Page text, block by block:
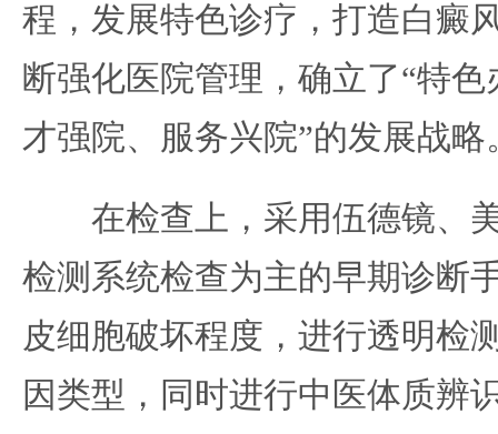
程，发展特色诊疗，打造白癜
断强化医院管理，确立了“特
才强院、服务兴院”的发展战略
在检查上，采用伍德镜、美
检测系统检查为主的早期诊断
皮细胞破坏程度，进行透明检
因类型，同时进行中医体质辨